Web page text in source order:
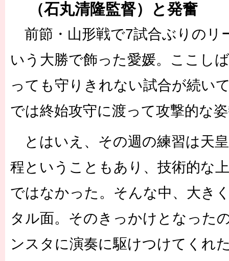
（石丸清隆監督）と発奮
前節・山形戦で7試合ぶりのリ
いう大勝で飾った愛媛。ここし
っても守りきれない試合が続い
では終始攻守に渡って攻撃的な
とはいえ、その週の練習は天
程ということもあり、技術的な
ではなかった。そんな中、大き
タル面。そのきっかけとなった
ンスタに演奏に駆けつけてくれ